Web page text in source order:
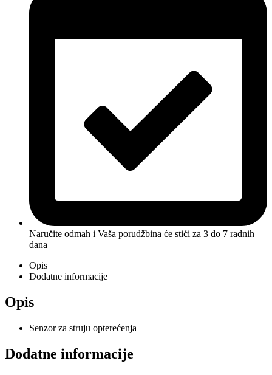
Naručite odmah i Vaša porudžbina će stići za 3 do 7 radnih
dana
Opis
Dodatne informacije
Opis
Senzor za struju opterećenja
Dodatne informacije